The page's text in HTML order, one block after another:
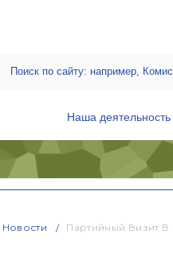
Наша деятельность
Новости Партийный Визит В